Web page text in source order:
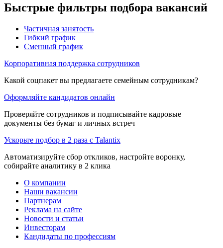
Быстрые фильтры подбора вакансий
Частичная занятость
Гибкий график
Сменный график
Корпоративная поддержка сотрудников
Какой соцпакет вы предлагаете семейным сотрудникам?
Оформляйте кандидатов онлайн
Проверяйте сотрудников и подписывайте кадровые
документы без бумаг и личных встреч
Ускорьте подбор в 2 раза с Talantix
Автоматизируйте сбор откликов, настройте воронку,
собирайте аналитику в 2 клика
О компании
Наши вакансии
Партнерам
Реклама на сайте
Новости и статьи
Инвесторам
Кандидаты по профессиям